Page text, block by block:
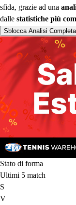
sfida, grazie ad una
dalle statistiche più
Sblocca Analisi Completa
Stato di forma
Ultimi 5 match
S
V